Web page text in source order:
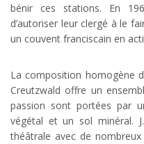
bénir ces stations. En
d’autoriser leur clergé à le
un couvent franciscain en
La composition homogène
Creutzwald offre un
passion sont portées par
végétal et un sol minéral.
théâtrale avec de